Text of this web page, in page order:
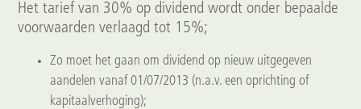
Het tarief van 30% op dividend wordt onder bepaalde
voorwaarden verlaagd tot 15%;
Zo moet het gaan om dividend op nieuw uitgegeven
aandelen vanaf 01/07/2013 (n.a.v. een oprichting of
kapitaalverhoging);